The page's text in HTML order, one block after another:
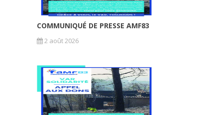
COMMUNIQUÉ DE PRESSE AMF83
2 août 2026